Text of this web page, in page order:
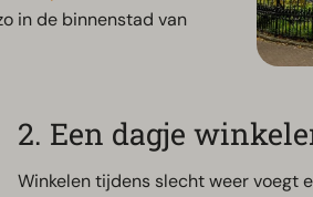
in de binnenstad van
2. Een dagje
Winkelen tijdens slecht weer voegt